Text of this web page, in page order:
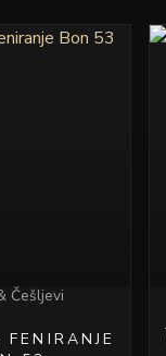
Češljevi